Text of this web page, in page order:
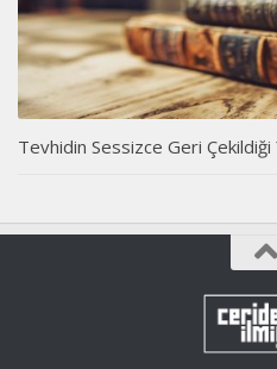
Tevhidin Sessizce Geri Çekildiği